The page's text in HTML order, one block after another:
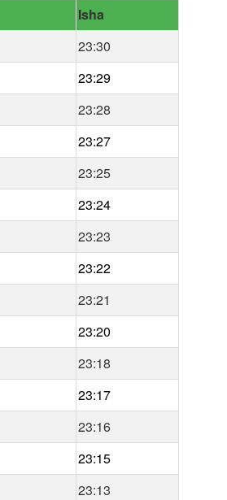
Isha
23:30
23:29
23:28
23:27
23:25
23:24
23:23
23:22
23:21
23:20
23:18
23:17
23:16
23:15
23:13